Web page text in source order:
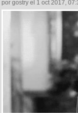
por gostry el 1 oct 2017,